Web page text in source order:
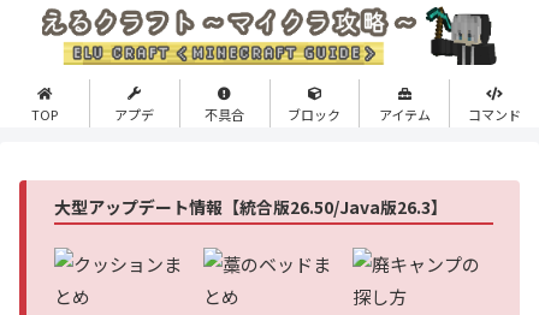
TOP アプデ 不具合 ブロック アイテム コマンド
大型アップデート情報【統合版26.50/Java版26.3】